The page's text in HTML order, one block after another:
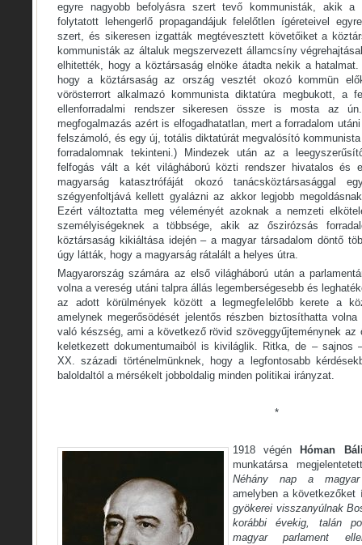
egyre nagyobb befolyásra szert tevő kommunisták, akik a
folytatott lehengerlő propagandájuk felelőtlen ígéreteivel
szert, és sikeresen izgatták megtévesztett követőiket a
kommunisták az általuk megszervezett államcsíny
elhitették, hogy a köztársaság elnöke átadta nekik a
hogy a köztársaság az ország vesztét okozó kommün
vörösterrort alkalmazó kommunista diktatúra megbukott, a
ellenforradalmi rendszer sikeresen össze is mosta az
megfogalmazás azért is elfogadhatatlan, mert a forradalom
felszámoló, és egy új, totális diktatúrát megvalósító
forradalomnak tekinteni.) Mindezek után az a
felfogás vált a két világháború közti rendszer hivatalos és
magyarság katasztrófáját okozó tanácsköztársasággal
szégyenfoltjává kellett gyalázni az akkor legjobb
Ezért változtatta meg véleményét azoknak a nemzeti
személyiségeknek a többsége, akik az őszirózsás
köztársaság kikiáltása idején – a magyar társadalom döntő
úgy látták, hogy a magyarság rátalált a helyes útra.
Magyarország számára az első világháború után a
volna a vereség utáni talpra állás legemberségesebb és
az adott körülmények között a legmegfelelőbb kerete a
amelynek megerősödését jelentős részben biztosíthatta
való készség, ami a következő rövid szöveggyűjteménynek az
keletkezett dokumentumaiból is kiviláglik. Ritka, de – sajnos
XX. századi történelmünknek, hogy a legfontosabb
baloldaltól a mérsékelt jobboldalig minden politikai irányzat.
*
1918 végén
Hóman
munkatársa
Néhány nap a magyar
amelyben a következőket
gyökerei visszanyúlnak
korábbi évekig, talán
magyar parlament